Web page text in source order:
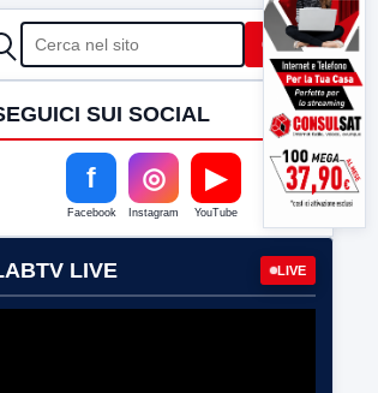
Cerca
SUI SOCIAL
f
Facebook
◎
Instagram
▶
YouTube
LIVE LIVE